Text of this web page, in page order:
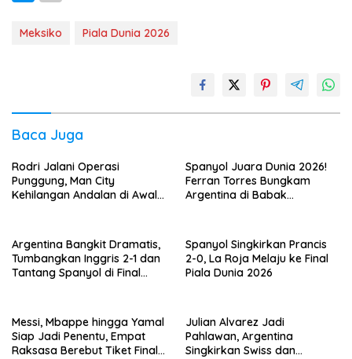
Meksiko Piala Dunia 2026
Baca Juga
Rodri Jalani Operasi
Punggung, Man City
Kehilangan Andalan di Awal
Spanyol Juara Dunia 2026!
Ferran Torres Bungkam
Argentina di Babak
Argentina Bangkit Dramatis,
Tumbangkan Inggris 2-1 dan
Tantang Spanyol di Final
Spanyol Singkirkan Prancis
2-0, La Roja Melaju ke Final
Piala Dunia 2026
Messi, Mbappe hingga Yamal
Siap Jadi Penentu, Empat
Raksasa Berebut Tiket Final
Julian Alvarez Jadi
Pahlawan, Argentina
Singkirkan Swiss dan